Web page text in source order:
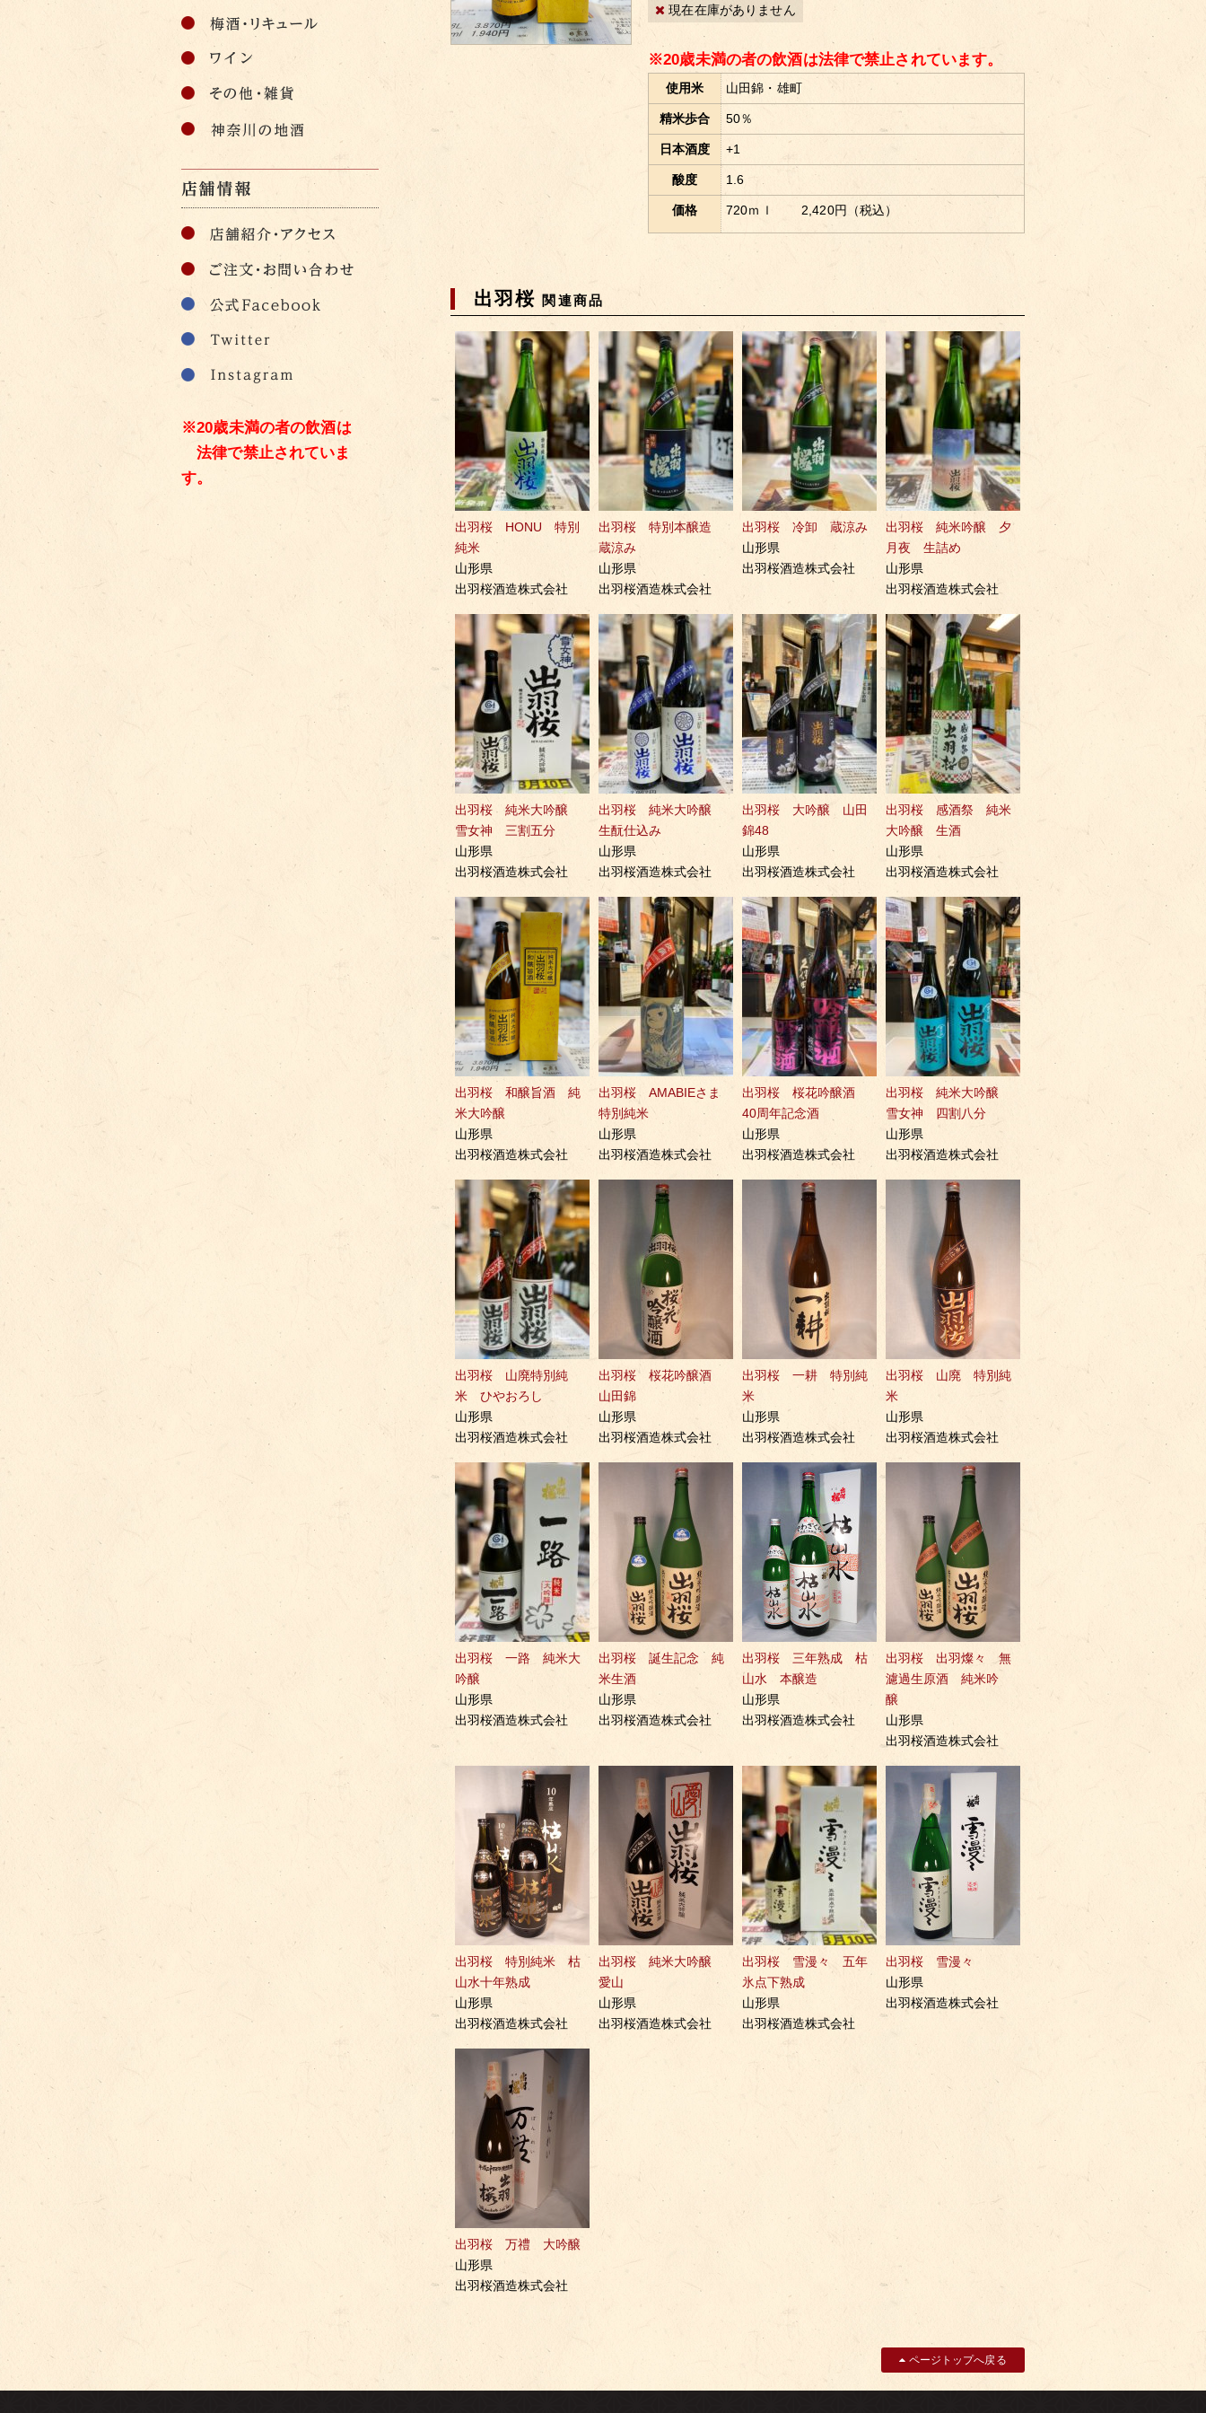
現在在庫がありません
※20歳未満の者の飲酒は法律で禁止されています。
使用米 山田錦・雄町
精米歩合 50％
日本酒度 +1
酸度 1.6
価格 720ｍｌ 2,420円（税込）
出羽桜関連商品
出羽桜 HONU 特別
純米
山形県
出羽桜酒造株式会社
出羽桜 特別本醸造
蔵涼み
山形県
出羽桜酒造株式会社
出羽桜 冷卸 蔵涼み
山形県
出羽桜酒造株式会社
出羽桜 純米吟醸 夕
月夜 生詰め
山形県
出羽桜酒造株式会社
出羽桜 純米大吟醸
雪女神 三割五分
山形県
出羽桜酒造株式会社
出羽桜 純米大吟醸
生酛仕込み
山形県
出羽桜酒造株式会社
出羽桜 大吟醸 山田
錦48
山形県
出羽桜酒造株式会社
出羽桜 感酒祭 純米
大吟醸 生酒
山形県
出羽桜酒造株式会社
出羽桜 和醸旨酒 純
米大吟醸
山形県
出羽桜酒造株式会社
出羽桜 AMABIEさま
特別純米
山形県
出羽桜酒造株式会社
出羽桜 桜花吟醸酒
40周年記念酒
山形県
出羽桜酒造株式会社
出羽桜 純米大吟醸
雪女神 四割八分
山形県
出羽桜酒造株式会社
出羽桜 山廃特別純
米 ひやおろし
山形県
出羽桜酒造株式会社
出羽桜 桜花吟醸酒
山田錦
山形県
出羽桜酒造株式会社
出羽桜 一耕 特別純
米
山形県
出羽桜酒造株式会社
出羽桜 山廃 特別純
米
山形県
出羽桜酒造株式会社
出羽桜 一路 純米大
吟醸
山形県
出羽桜酒造株式会社
出羽桜 誕生記念 純
米生酒
山形県
出羽桜酒造株式会社
出羽桜 三年熟成 枯
山水 本醸造
山形県
出羽桜酒造株式会社
出羽桜 出羽燦々 無
濾過生原酒 純米吟
醸
山形県
出羽桜酒造株式会社
出羽桜 特別純米 枯
山水十年熟成
山形県
出羽桜酒造株式会社
出羽桜 純米大吟醸
愛山
山形県
出羽桜酒造株式会社
出羽桜 雪漫々 五年
氷点下熟成
山形県
出羽桜酒造株式会社
出羽桜 雪漫々
山形県
出羽桜酒造株式会社
出羽桜 万禮 大吟醸
山形県
出羽桜酒造株式会社
※20歳未満の者の飲酒は
法律で禁止されていま
す。
ページトップへ戻る